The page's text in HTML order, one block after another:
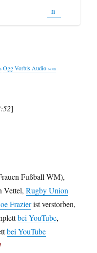
Ogg Vorbis Audio 34 MB
]
Fußball WM),
Vettel,Rugby Union
Frazierist verstorben,
bei YouTube,
bei YouTube